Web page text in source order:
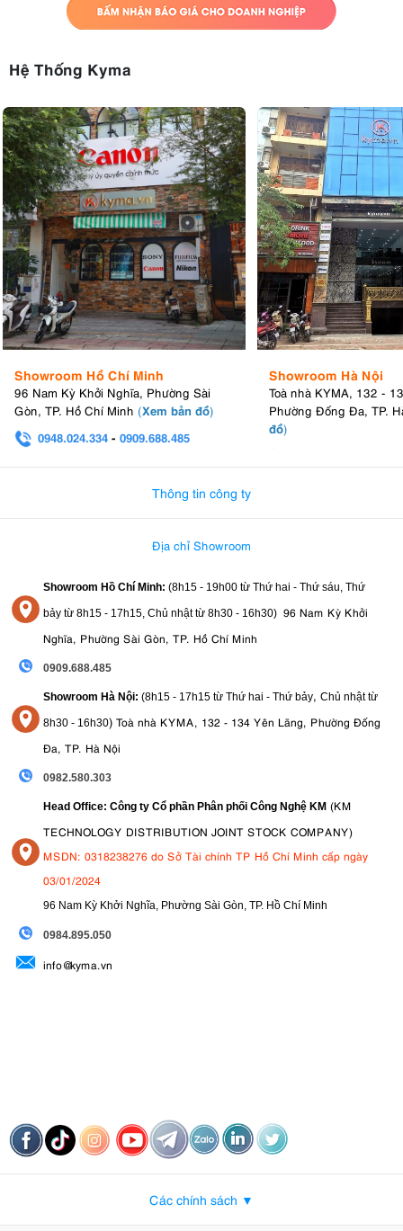
Hệ Thống Kyma
Showroom Hồ Chí Minh
96 Nam Kỳ Khởi Nghĩa, Phường Sài
Gòn, TP. Hồ Chí Minh (Xem bản đồ)
0948.024.334 - 0909.688.485
Showroom Hà Nội
Toà nhà KYMA, 132 -
Phường Đống Đa, TP.
đồ)
Thông tin công ty
Địa chỉ Showroom
Showroom Hồ Chí Minh: (8h15 - 19h00 từ Thứ hai - Thứ sáu, Thứ
bảy từ 8h15 - 17h15, Chủ nhật từ 8h30 - 16h30) 96 Nam Kỳ Khởi
Nghĩa, Phường Sài Gòn, TP. Hồ Chí Minh
0909.688.485
Showroom Hà Nội: (8h15 - 17h15 từ Thứ hai - Thứ bảy, Chủ nhật từ
8h30 - 16h30) Toà nhà KYMA, 132 - 134 Yên Lãng, Phường Đống
Đa, TP. Hà Nội
0982.580.303
Head Office: Công ty Cổ phần Phân phối Công Nghệ KM (KM
TECHNOLOGY DISTRIBUTION JOINT STOCK COMPANY)
MSDN: 0318238276 do Sở Tài chính TP Hồ Chí Minh cấp ngày
03/01/2024
96 Nam Kỳ Khởi Nghĩa, Phường Sài Gòn, TP. Hồ Chí Minh
0984.895.050
info@kyma.vn
Các chính sách ▼